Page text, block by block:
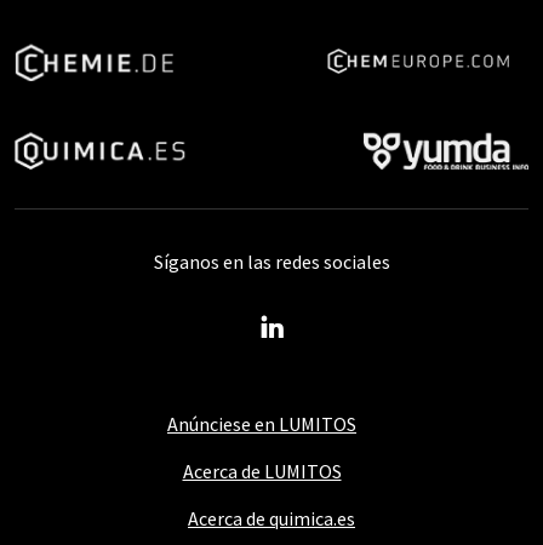
Anúnciese en LUMITOS
Acerca de LUMITOS
Acerca de quimica.es
Síganos en las redes sociales